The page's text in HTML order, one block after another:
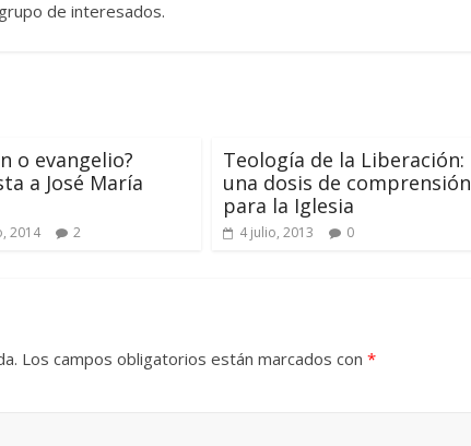
de interesados.
o evangelio?
a José María
2014 2
Teología de la Liberación:
una dosis de comprensión
para la Iglesia
4 julio, 2013 0
Los campos obligatorios están marcados con *